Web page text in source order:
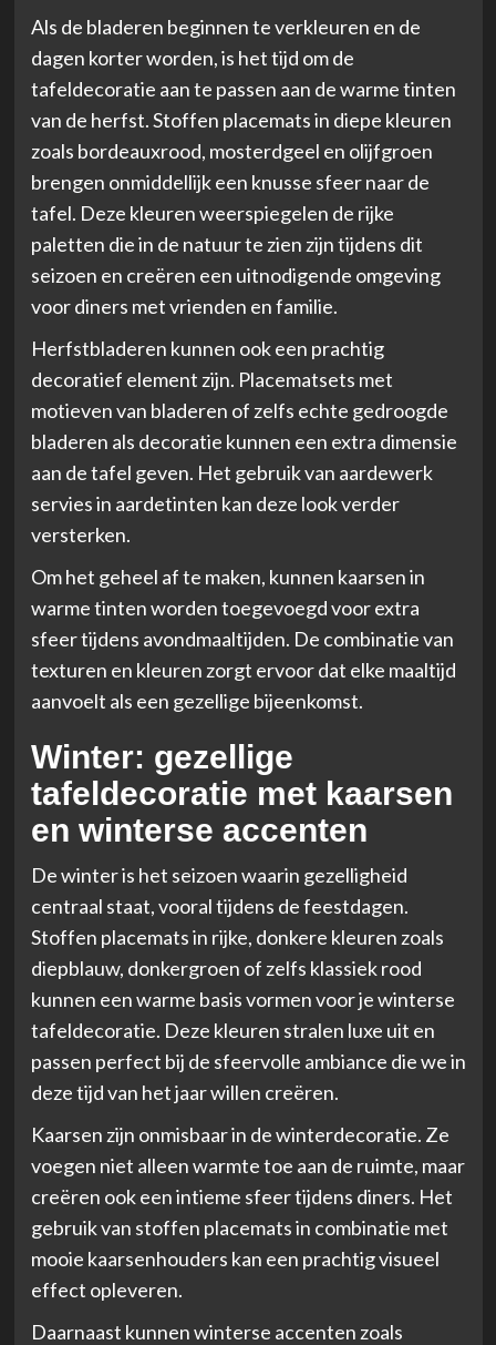
Als de bladeren beginnen te verkleuren en de
dagen korter worden, is het tijd om de
tafeldecoratie aan te passen aan de warme tinten
van de herfst. Stoffen placemats in diepe kleuren
zoals bordeauxrood, mosterdgeel en olijfgroen
brengen onmiddellijk een knusse sfeer naar de
tafel. Deze kleuren weerspiegelen de rijke
paletten die in de natuur te zien zijn tijdens dit
seizoen en creëren een uitnodigende omgeving
voor diners met vrienden en familie.
Herfstbladeren kunnen ook een prachtig
decoratief element zijn. Placematsets met
motieven van bladeren of zelfs echte gedroogde
bladeren als decoratie kunnen een extra dimensie
aan de tafel geven. Het gebruik van aardewerk
servies in aardetinten kan deze look verder
versterken.
Om het geheel af te maken, kunnen kaarsen in
warme tinten worden toegevoegd voor extra
sfeer tijdens avondmaaltijden. De combinatie van
texturen en kleuren zorgt ervoor dat elke maaltijd
aanvoelt als een gezellige bijeenkomst.
Winter: gezellige
tafeldecoratie met kaarsen
en winterse accenten
De winter is het seizoen waarin gezelligheid
centraal staat, vooral tijdens de feestdagen.
Stoffen placemats in rijke, donkere kleuren zoals
diepblauw, donkergroen of zelfs klassiek rood
kunnen een warme basis vormen voor je winterse
tafeldecoratie. Deze kleuren stralen luxe uit en
passen perfect bij de sfeervolle ambiance die we in
deze tijd van het jaar willen creëren.
Kaarsen zijn onmisbaar in de winterdecoratie. Ze
voegen niet alleen warmte toe aan de ruimte, maar
creëren ook een intieme sfeer tijdens diners. Het
gebruik van stoffen placemats in combinatie met
mooie kaarsenhouders kan een prachtig visueel
effect opleveren.
Daarnaast kunnen winterse accenten zoals